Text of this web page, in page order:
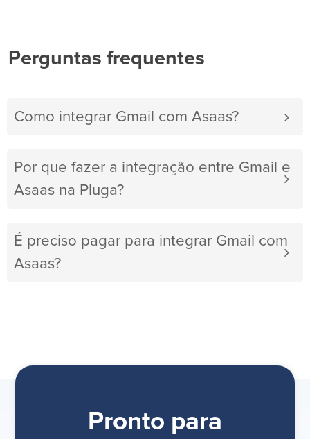
Perguntas frequentes
Como integrar Gmail com Asaas?
Por que fazer a integração entre Gmail e
Asaas na Pluga?
É preciso pagar para integrar Gmail com
Asaas?
Pronto para